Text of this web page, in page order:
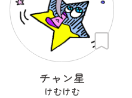
チャン星
けむけむ